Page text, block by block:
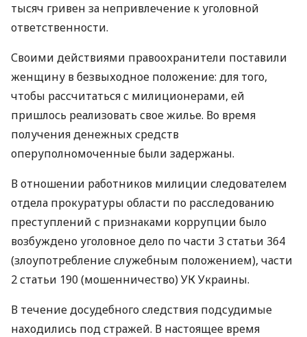
тысяч гривен за непривлечение к уголовной
ответственности.
Своими действиями правоохранители поставили
женщину в безвыходное положение: для того,
чтобы рассчитаться с милиционерами, ей
пришлось реализовать свое жилье. Во время
получения денежных средств
оперуполномоченные были задержаны.
В отношении работников милиции следователем
отдела прокуратуры области по расследованию
преступлений с признаками коррупции было
возбуждено уголовное дело по части 3 статьи 364
(злоупотребление служебным положением), части
2 статьи 190 (мошенничество) УК Украины.
В течение досудебного следствия подсудимые
находились под стражей. В настоящее время